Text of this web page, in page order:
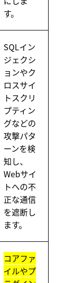
す。
SQLイン
ジェクシ
ョンやク
ロスサイ
トスクリ
プティン
グなどの
攻撃パタ
ーンを検
知し、
Webサイ
トへの不
正な通信
を遮断し
ます。
コアファ
イルやプ